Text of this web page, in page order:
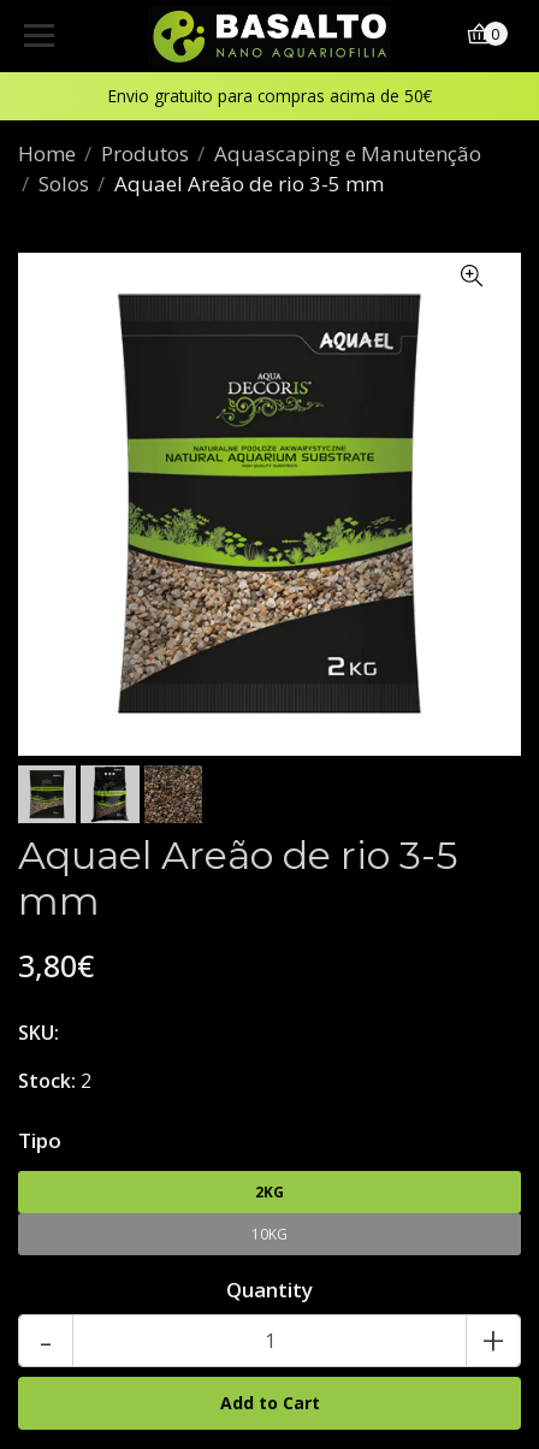
Envio gratuito para compras acima de 50€
0
Home Produtos
Aquascaping e Manutenção
Solos
Aquael Areão de rio 3-5 mm
Aquael Areão de rio 3-5
mm
3,80€
SKU:
Stock: 2
Tipo
2KG
10KG
Quantity
- +